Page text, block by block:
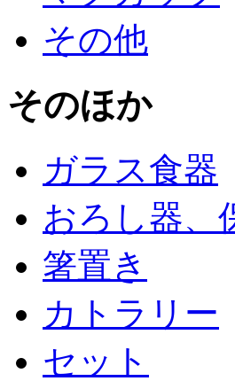
その他
そのほか
ガラス食器
おろし器、
箸置き
カトラリー
セット